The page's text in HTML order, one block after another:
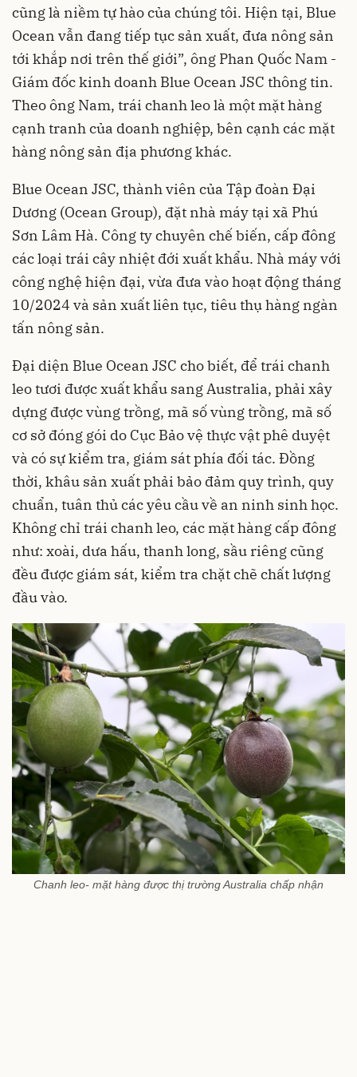
cũng là niềm tự hào của chúng tôi. Hiện tại, Blue
Ocean vẫn đang tiếp tục sản xuất, đưa nông sản
tới khắp nơi trên thế giới”, ông Phan Quốc Nam -
Giám đốc kinh doanh Blue Ocean JSC thông tin.
Theo ông Nam, trái chanh leo là một mặt hàng
cạnh tranh của doanh nghiệp, bên cạnh các mặt
hàng nông sản địa phương khác.
Blue Ocean JSC, thành viên của Tập đoàn Đại
Dương (Ocean Group), đặt nhà máy tại xã Phú
Sơn Lâm Hà. Công ty chuyên chế biến, cấp đông
các loại trái cây nhiệt đới xuất khẩu. Nhà máy với
công nghệ hiện đại, vừa đưa vào hoạt động tháng
10/2024 và sản xuất liên tục, tiêu thụ hàng ngàn
tấn nông sản.
Đại diện Blue Ocean JSC cho biết, để trái chanh
leo tươi được xuất khẩu sang Australia, phải xây
dựng được vùng trồng, mã số vùng trồng, mã số
cơ sở đóng gói do Cục Bảo vệ thực vật phê duyệt
và có sự kiểm tra, giám sát phía đối tác. Đồng
thời, khâu sản xuất phải bảo đảm quy trình, quy
chuẩn, tuân thủ các yêu cầu về an ninh sinh học.
Không chỉ trái chanh leo, các mặt hàng cấp đông
như: xoài, dưa hấu, thanh long, sầu riêng cũng
đều được giám sát, kiểm tra chặt chẽ chất lượng
đầu vào.
Chanh leo- mặt hàng được thị trường Australia chấp nhận